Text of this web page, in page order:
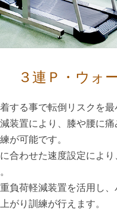
３連Ｐ・ウォ
する事で転倒リスクを
装置により、膝や腰に
が可能です。
合わせた速度設定によ
負荷軽減装置を活用し
がり訓練が行えます。